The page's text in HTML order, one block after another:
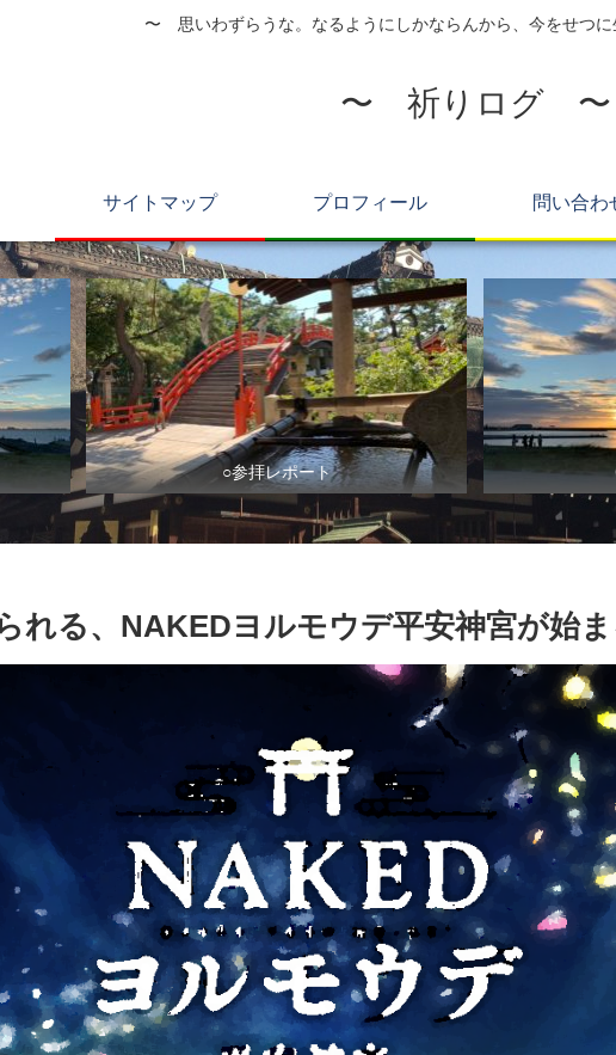
〜 思いわずらうな。なるようにしかならんから、今をせ
〜 祈りログ 〜
サイトマップ プロフィール 問い合わ
○参拝レポート
れる、NAKEDヨルモウデ平安神宮が始ま